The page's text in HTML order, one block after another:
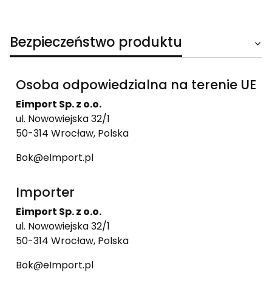
Bezpieczeństwo produktu
Osoba odpowiedzialna na terenie UE
Eimport Sp. z o.o.
ul. Nowowiejska 32/1
50-314 Wrocław, Polska
Bok@eImport.pl
Importer
Eimport Sp. z o.o.
ul. Nowowiejska 32/1
50-314 Wrocław, Polska
Bok@eImport.pl